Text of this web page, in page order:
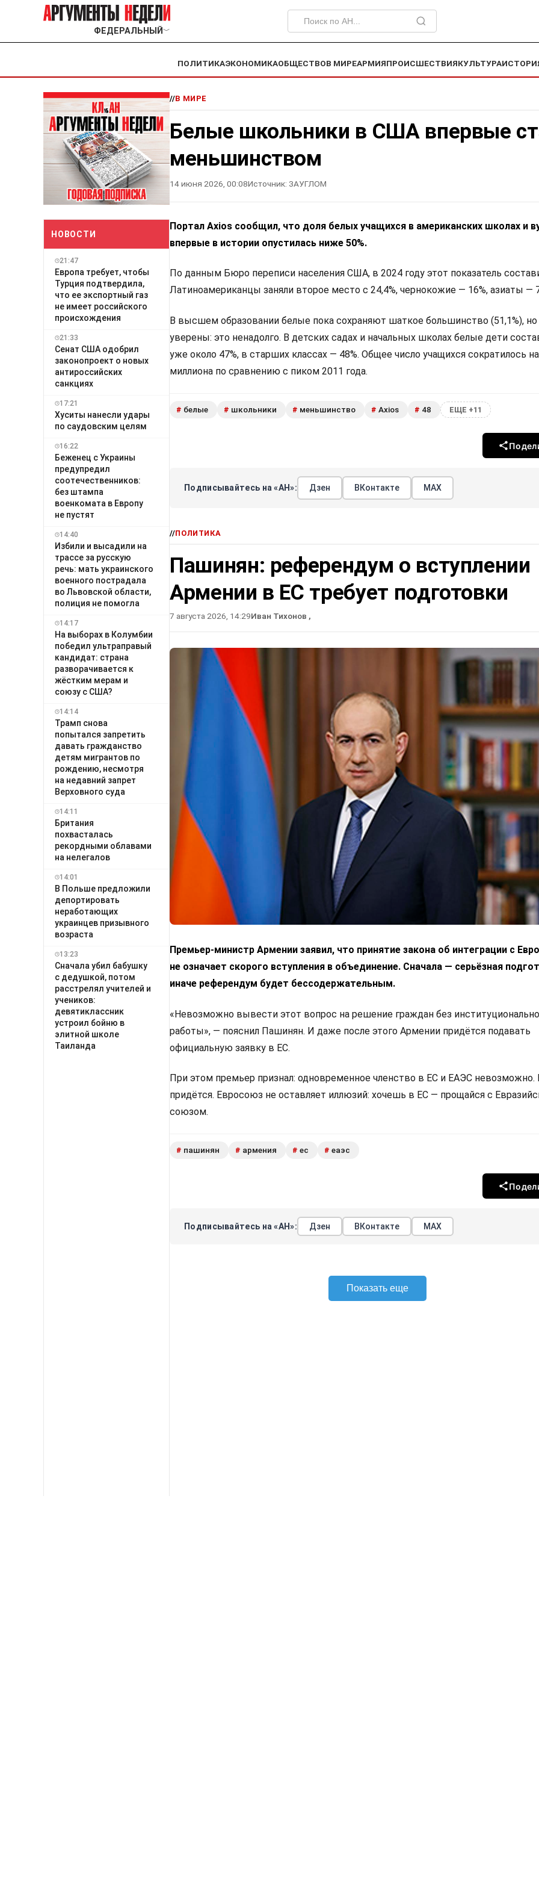
ФЕДЕРАЛЬНЫЙ ﹀
ПОЛИТИКАЭКОНОМИКАОБЩЕСТВОВ МИРЕАРМИЯПРОИСШЕСТВИЯКУЛЬТУРА
НОВОСТИ
21:47
Европа требует, чтобы
Турция подтвердила,
что ее экспортный газ
не имеет российского
происхождения
21:33
Сенат США одобрил
законопроект о новых
антироссийских
санкциях
17:21
Хуситы нанесли удары
по саудовским целям
16:22
Беженец с Украины
предупредил
соотечественников:
без штампа
военкомата в Европу
не пустят
14:40
Избили и высадили на
трассе за русскую
речь: мать украинского
военного пострадала
во Львовской области,
полиция не помогла
14:17
На выборах в Колумбии
победил ультраправый
кандидат: страна
разворачивается к
жёстким мерам и
союзу с США?
14:14
Трамп снова
попытался запретить
давать гражданство
детям мигрантов по
рождению, несмотря
на недавний запрет
Верховного суда
14:11
Британия
похвасталась
рекордными облавами
на нелегалов
14:01
В Польше предложили
депортировать
неработающих
украинцев призывного
возраста
13:23
Сначала убил бабушку
с дедушкой, потом
расстрелял учителей и
учеников:
девятиклассник
устроил бойню в
элитной школе
Таиланда
//В МИРЕ
Белые школьники в США впервые
меньшинством
14 июня 2026, 00:08Источник: ЗАУГЛОМ
Портал Axios сообщил, что доля белых учащихся в американских школах и
впервые в истории опустилась ниже 50%.
По данным Бюро переписи населения США, в 2024 году этот показатель
Латиноамериканцы заняли второе место с 24,4%, чернокожие — 16%, азиаты —
В высшем образовании белые пока сохраняют шаткое большинство (51,1%),
уверены: это ненадолго. В детских садах и начальных школах белые дети
уже около 47%, в старших классах — 48%. Общее число учащихся сократилось
миллиона по сравнению с пиком 2011 года.
# белые # школьники # меньшинство # Axios # 48 ЕЩЕ +11
Подписывайтесь на «АН»: Дзен ВКонтакте МАХ
//ПОЛИТИКА
Пашинян: референдум о вступлении
Армении в ЕС требует подготовки
7 августа 2026, 14:29Иван Тихонов ,
Премьер-министр Армении заявил, что принятие закона об интеграции с
не означает скорого вступления в объединение. Сначала — серьёзная
иначе референдум будет бессодержательным.
«Невозможно вывести этот вопрос на решение граждан без
работы», — пояснил Пашинян. И даже после этого Армении придётся подавать
официальную заявку в ЕС.
При этом премьер признал: одновременное членство в ЕС и ЕАЭС невозможно.
придётся. Евросоюз не оставляет иллюзий: хочешь в ЕС — прощайся с
союзом.
# пашинян # армения # ес # еаэс
Подписывайтесь на «АН»: Дзен ВКонтакте МАХ
Показать еще